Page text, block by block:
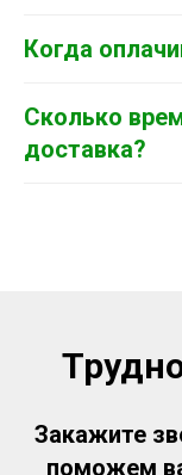
Когда
Сколько
доставка?
Закажите
поможем